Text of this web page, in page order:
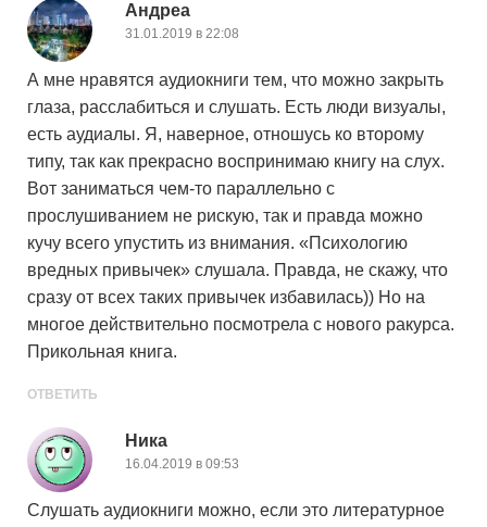
Андреа
31.01.2019 в 22:08
А мне нравятся аудиокниги тем, что можно закрыть
глаза, расслабиться и слушать. Есть люди визуалы,
есть аудиалы. Я, наверное, отношусь ко второму
типу, так как прекрасно воспринимаю книгу на слух.
Вот заниматься чем-то параллельно с
прослушиванием не рискую, так и правда можно
кучу всего упустить из внимания. «Психологию
вредных привычек» слушала. Правда, не скажу, что
сразу от всех таких привычек избавилась)) Но на
многое действительно посмотрела с нового ракурса.
Прикольная книга.
ОТВЕТИТЬ
Ника
16.04.2019 в 09:53
Слушать аудиокниги можно, если это литературное